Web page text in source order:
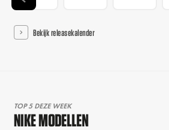
Bekijk releasekalender
TOP 5 DEZE WEEK
NIKE MODELLEN